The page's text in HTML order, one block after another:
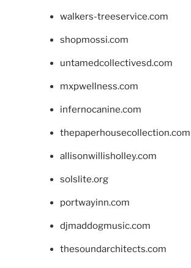
walkers-treeservice.com
shopmossi.com
untamedcollectivesd.com
mxpwellness.com
infernocanine.com
thepaperhousecollection.com
allisonwillisholley.com
solslite.org
portwayinn.com
djmaddogmusic.com
thesoundarchitects.com